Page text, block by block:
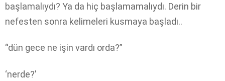
başlamalıydı? Ya da hiç başlamamalıydı. Derin bir
nefesten sonra kelimeleri kusmaya başladı..
“dün gece ne işin vardı orda?”
‘nerde?’